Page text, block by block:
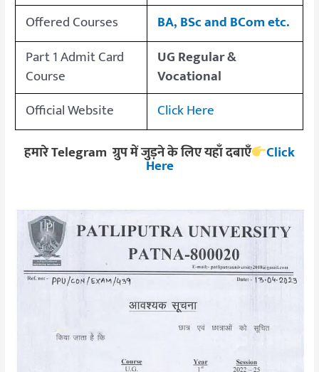
Offered Courses
BA, BSc and BCom etc.
Part 1 Admit Card
Course
UG Regular &
Vocational
Official Website
Click Here
हमारे Telegram ग्रुप में जुड़ने के लिए यहाँ दबाएँ
Click
Here